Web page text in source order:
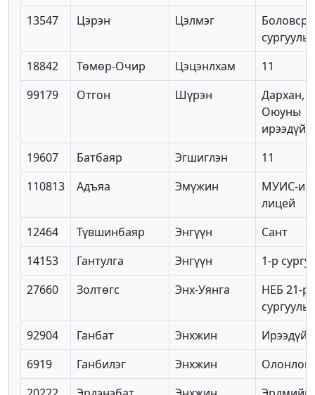
13547
Цэрэн Цэлмэг
сургууль
18842
Төмөр-Очир Цэцэнлхам
11
99179
Отгон Шүрэн
Дархан,
Оюуны
ирээдүй
19607
Батбаяр Эгшиглэн
11
110813
Адъяа Эмүжин
МУИС-
лицей
12464
Түвшинбаяр Энгүүн
Сант
14153
Гантулга Энгүүн
1-р
27660
Золтөгс Энх-Уянга
НЕБ 21-р
сургууль
92904
Ганбат Энхжин
Ирээдүй
6919
Ганбилэг Энхжин
Олонлог